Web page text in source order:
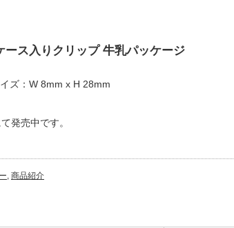
ース入りクリップ 牛乳パッケージ
ズ：W 8mm x H 28mm
発売中です。
, 商品紹介